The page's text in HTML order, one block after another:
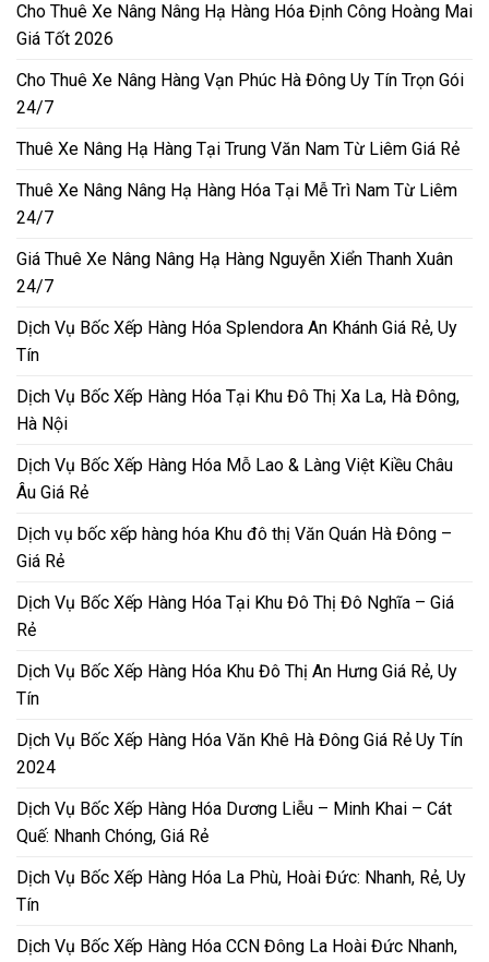
Cho Thuê Xe Nâng Nâng Hạ Hàng Hóa Định Công Hoàng Mai
Giá Tốt 2026
Cho Thuê Xe Nâng Hàng Vạn Phúc Hà Đông Uy Tín Trọn Gói
24/7
Thuê Xe Nâng Hạ Hàng Tại Trung Văn Nam Từ Liêm Giá Rẻ
Thuê Xe Nâng Nâng Hạ Hàng Hóa Tại Mễ Trì Nam Từ Liêm
24/7
Giá Thuê Xe Nâng Nâng Hạ Hàng Nguyễn Xiển Thanh Xuân
24/7
Dịch Vụ Bốc Xếp Hàng Hóa Splendora An Khánh Giá Rẻ, Uy
Tín
Dịch Vụ Bốc Xếp Hàng Hóa Tại Khu Đô Thị Xa La, Hà Đông,
Hà Nội
Dịch Vụ Bốc Xếp Hàng Hóa Mỗ Lao & Làng Việt Kiều Châu
Âu Giá Rẻ
Dịch vụ bốc xếp hàng hóa Khu đô thị Văn Quán Hà Đông –
Giá Rẻ
Dịch Vụ Bốc Xếp Hàng Hóa Tại Khu Đô Thị Đô Nghĩa – Giá
Rẻ
Dịch Vụ Bốc Xếp Hàng Hóa Khu Đô Thị An Hưng Giá Rẻ, Uy
Tín
Dịch Vụ Bốc Xếp Hàng Hóa Văn Khê Hà Đông Giá Rẻ Uy Tín
2024
Dịch Vụ Bốc Xếp Hàng Hóa Dương Liễu – Minh Khai – Cát
Quế: Nhanh Chóng, Giá Rẻ
Dịch Vụ Bốc Xếp Hàng Hóa La Phù, Hoài Đức: Nhanh, Rẻ, Uy
Tín
Dịch Vụ Bốc Xếp Hàng Hóa CCN Đông La Hoài Đức Nhanh,